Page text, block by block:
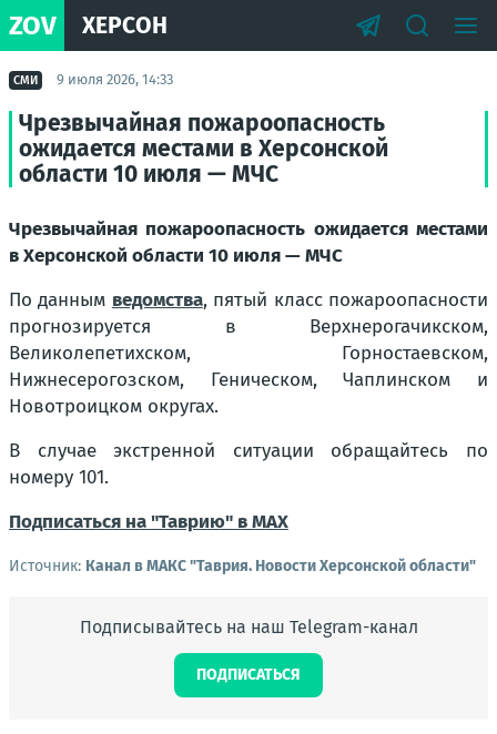
ZOV ХЕРСОН
СМИ 9 июля 2026, 14:33
Чрезвычайная пожароопасность
ожидается местами в Херсонской
области 10 июля — МЧС
Чрезвычайная пожароопасность ожидается местами
в Херсонской области 10 июля — МЧС
По данным ведомства, пятый класс пожароопасности
прогнозируется в Верхнерогачикском,
Великолепетихском, Горностаевском,
Нижнесерогозском, Геническом, Чаплинском и
Новотроицком округах.
В случае экстренной ситуации обращайтесь по
номеру 101.
Подписаться на "Таврию" в MAX
Источник: Канал в МАКС "Таврия. Новости Херсонской области"
Подписывайтесь на наш Telegram-канал
ПОДПИСАТЬСЯ